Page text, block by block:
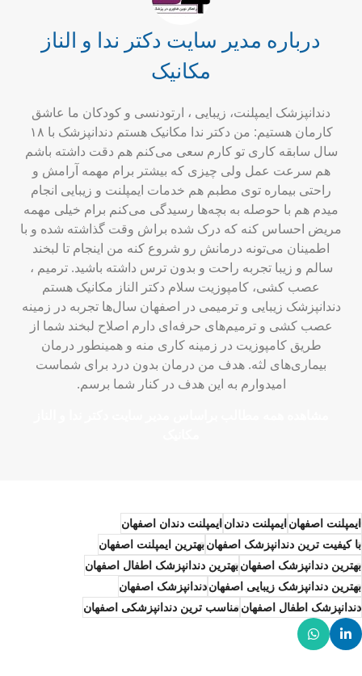
درباره مدیر سایت دکتر ندا و الناز
مکانیک
دندانپزشک ایمپلنت، زیبایی ، ارتودنسی و کودکان ما عاشق
کارمان هستیم: من دکتر ندا مکانیک هستم دندانپزشک با ۱۸
سال سابقه کاری تو کارم سعی می‌کنم هم دقت داشته باشم
هم سرعت عمل ولی چیزی که بیشتر برام مهمه آرامش و
راحتی بیماره توی مطبم هم خدمات ایمپلنت و زیبایی انجام
میدم هم با حوصله به بچه‌ها رسیدگی می‌کنم برام خیلی مهمه
مریض احساس کنه که درک شده براش وقت گذاشته شده و با
اطمینان می‌تونه درمانش رو شروع کنه من اینجام تا لبخند
سالم و زیبا تجربه راحت و بدون ترس داشته باشید. ترمیم ،
عصب کشی، کامپوزیت سلام دکتر الناز مکانیک هستم
دندانپزشک زیبایی و ترمیمی در اصفهان سال‌ها تجربه در زمینه
عصب کشی و ترمیم‌های حرفه‌ای دارم اصلاح لبخند شما از
طریق کامپوزیت در زمینه کاری منه و همینطور درمان
بیماری‌های لثه. هدف من درمان بدون درد برای شماست
امیدوارم به این هدف در کنار شما برسم.
ایمپلنت اصفهانایمپلنت دندانایمپلنت دندان اصفهان
با کیفیت ترین دندانپزشک اصفهانبهترین ایمپلنت اصفهان
بهترین دندانپزشک اصفهانبهترین دندانپزشک اطفال اصفهان
بهترین دندانپزشک زیبایی اصفهاندندانپزشک اصفهان
دندانپزشک اطفال اصفهانمناسب ترین دندانپزشکی اصفهان